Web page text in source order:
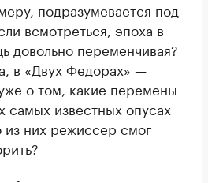
подразумевается под
всмотреться, эпоха в
довольно переменчивая?
в «Двух Федорах» —
о том, какие перемены
самых известных опусах
из них режиссер смог